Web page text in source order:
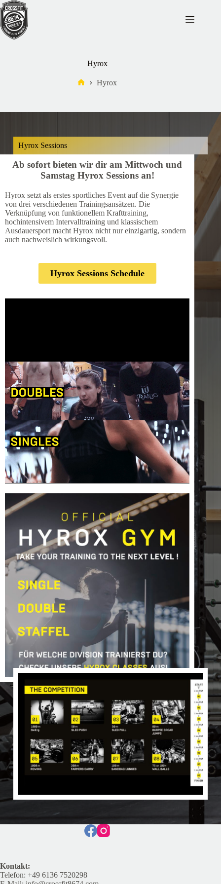
Hyrox
Hyrox
Hyrox Sessions
Ab sofort bieten wir dir am Mittwoch und
Samstag Hyrox Sessions an!
Hyrox setzt als erstes sportliches Event auf die Synergie
von drei verschiedenen Trainingsansätzen. Die
Verknüpfung von funktionellem Krafttraining,
hochintensivem Intervalltraining und klassischem
Ausdauersport macht Hyrox nicht nur einzigartig, sondern
auch nachweislich wirkungsvoll.
Hyrox Sessions Schedule
Hier klicken um an den hyrox clasees
Kontakt:
Telefon: +49 6136 7520298